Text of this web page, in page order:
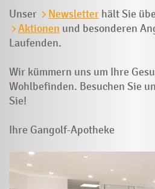
Unser Newsletter hält Sie
Aktionen und besonderen
Laufenden.
Wir kümmern uns um Ihre
Wohlbefinden. Besuchen Sie
Sie!
Ihre Gangolf-Apotheke